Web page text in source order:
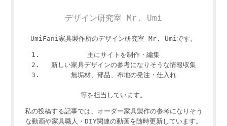
デザイン研究室 Mr. Umi
UmiFani家具製作所のデザイン研究室 Mr. Umiです。
主にサイトを制作・編集
新しい家具デザインの参考になりそうな情報収集
無垢材、部品、布地の発注・仕入れ
等を担当しています。
私の投稿する記事では、オーダー家具製作の参考になりそう
な動画や家具職人・DIY関連の動画を随時更新しています。